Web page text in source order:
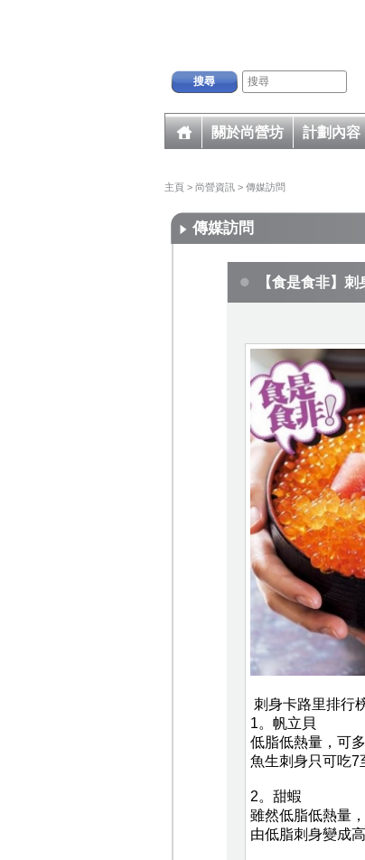
搜尋
關於尚營坊 計劃內容
主頁 > 尚營資訊 > 傳媒訪問
傳媒訪問
【食是食非】
刺身卡路里排行
1。帆立貝
低脂低熱量，可
魚生刺身只可吃7
2。甜蝦
雖然低脂低熱量
由低脂刺身變成高